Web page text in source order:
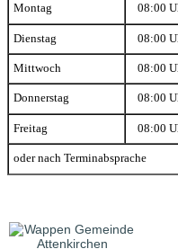
Montag 08:00
Dienstag 08:00
Mittwoch 08:00
Donnerstag 08:00
Freitag 08:00
oder nach Terminabsprache